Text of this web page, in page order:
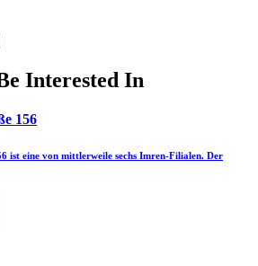
Interested In
156
ist eine von mittlerweile sechs Imren-Filialen. Der